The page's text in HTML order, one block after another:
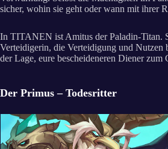
sicher, wohin sie geht oder wann mit ihrer
In TITANEN ist Amitus der Paladin-Titan.
Verteidigerin, die Verteidigung und Nutzen
der Lage, eure bescheideneren Diener zum
Der Primus – Todesritter